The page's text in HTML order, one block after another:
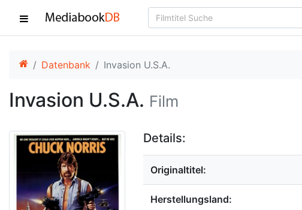
Datenbank Invasion U.S.A.
Invasion U.S.A. Film
Details:
Originaltitel:
Herstellungsland: